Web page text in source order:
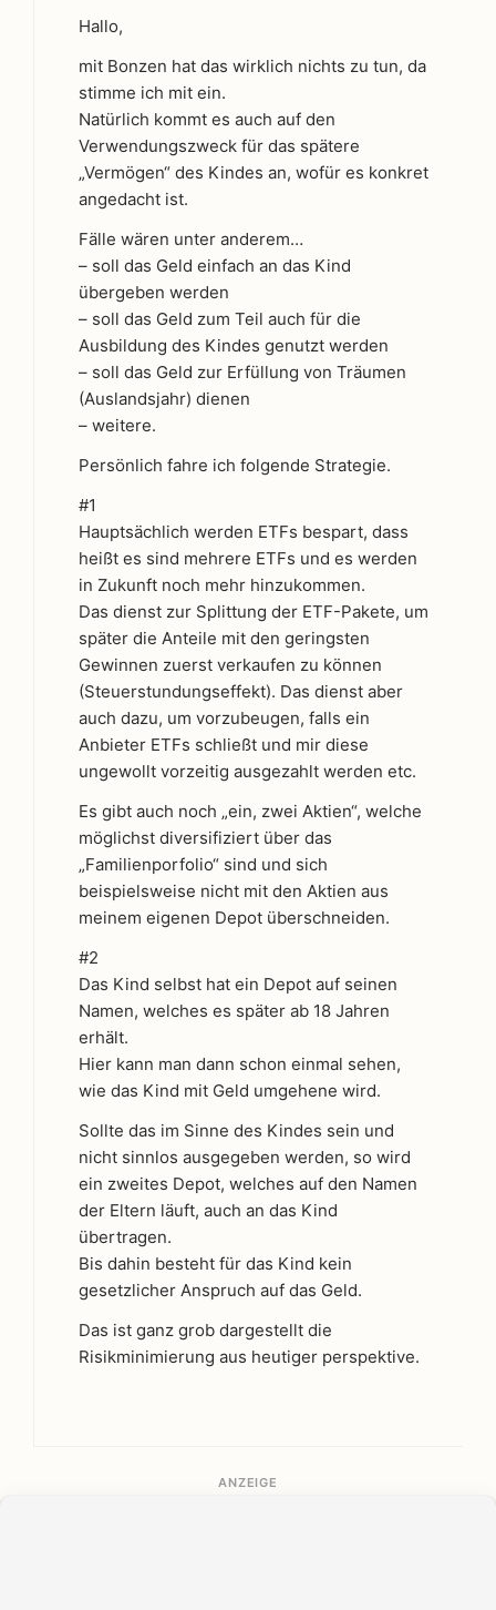
Hallo,
mit Bonzen hat das wirklich nichts zu tun, da
stimme ich mit ein.
Natürlich kommt es auch auf den
Verwendungszweck für das spätere
„Vermögen“ des Kindes an, wofür es konkret
angedacht ist.
Fälle wären unter anderem…
– soll das Geld einfach an das Kind
übergeben werden
– soll das Geld zum Teil auch für die
Ausbildung des Kindes genutzt werden
– soll das Geld zur Erfüllung von Träumen
(Auslandsjahr) dienen
– weitere.
Persönlich fahre ich folgende Strategie.
#1
Hauptsächlich werden ETFs bespart, dass
heißt es sind mehrere ETFs und es werden
in Zukunft noch mehr hinzukommen.
Das dienst zur Splittung der ETF-Pakete, um
später die Anteile mit den geringsten
Gewinnen zuerst verkaufen zu können
(Steuerstundungseffekt). Das dienst aber
auch dazu, um vorzubeugen, falls ein
Anbieter ETFs schließt und mir diese
ungewollt vorzeitig ausgezahlt werden etc.
Es gibt auch noch „ein, zwei Aktien“, welche
möglichst diversifiziert über das
„Familienporfolio“ sind und sich
beispielsweise nicht mit den Aktien aus
meinem eigenen Depot überschneiden.
#2
Das Kind selbst hat ein Depot auf seinen
Namen, welches es später ab 18 Jahren
erhält.
Hier kann man dann schon einmal sehen,
wie das Kind mit Geld umgehene wird.
Sollte das im Sinne des Kindes sein und
nicht sinnlos ausgegeben werden, so wird
ein zweites Depot, welches auf den Namen
der Eltern läuft, auch an das Kind
übertragen.
Bis dahin besteht für das Kind kein
gesetzlicher Anspruch auf das Geld.
Das ist ganz grob dargestellt die
Risikminimierung aus heutiger perspektive.
ANZEIGE